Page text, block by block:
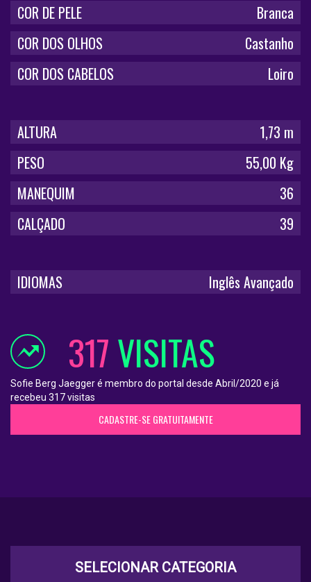
COR DE PELE
Branca
COR DOS OLHOS
Castanho
COR DOS CABELOS
Loiro
ALTURA
1,73 m
PESO
55,00 Kg
MANEQUIM
36
CALÇADO
39
IDIOMAS Inglês Avançado
317VISITAS
Sofie Berg Jaegger é membro do portal desde Abril/2020 e já
recebeu 317 visitas
CADASTRE-SE GRATUITAMENTE
SELECIONAR CATEGORIA